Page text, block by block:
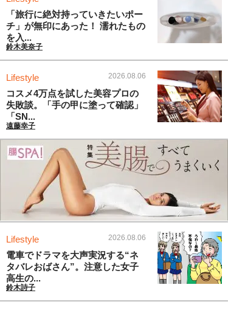
「旅行に絶対持っていきたいポー
チ」が無印にあった！ 濡れたもの
を入...
鈴木美奈子
Lifestyle 2026.08.06
コスメ4万点を試した美容プロの
失敗談。「手の甲に塗って確認」
「SN...
遠藤幸子
Lifestyle 2026.08.06
電車でドラマを大声実況する“ネ
タバレおばさん”。注意した女子
高生の...
鈴木詩子